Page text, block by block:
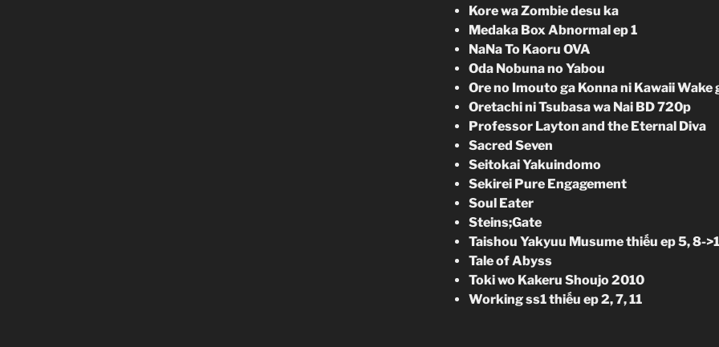
Kore wa Zombie desu ka
Medaka Box Abnormal ep 1
NaNa To Kaoru OVA
Oda Nobuna no Yabou
Ore no Imouto ga Konna ni Kawaii Wake
Oretachi ni Tsubasa wa Nai BD 720p
Professor Layton and the Eternal Diva
Sacred Seven
Seitokai Yakuindomo
Sekirei Pure Engagement
Soul Eater
Steins;Gate
Taishou Yakyuu Musume thiếu ep 5, 8-
Tale of Abyss
Toki wo Kakeru Shoujo 2010
Working ss1 thiếu ep 2, 7, 11